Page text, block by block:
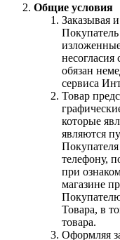
Общие условия
Заказывая
обязан
сервиса
Товар
которые
являются
телефону,
при
магазине
Товара, в
товара.
Оформляя